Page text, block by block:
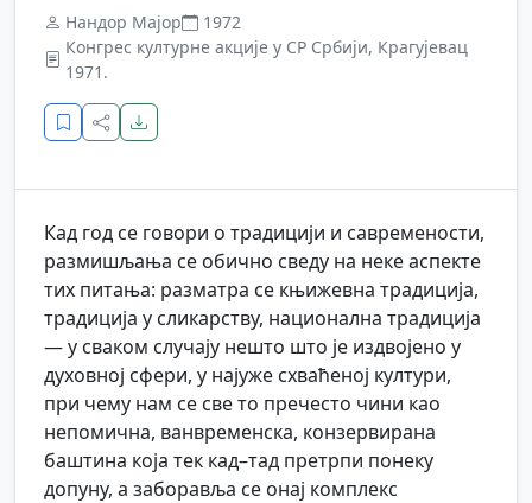
Нандор Мајор
1972
Конгрес културне акције у СР Србији, Крагујевац
1971.
Кад год се говори о традицији и савремености,
размишљања се обично сведу на неке аспекте
тих питања: разматра се књижевна традиција,
традиција у сликарству, национална традиција
— у сваком случају нешто што је издвојено у
духовној сфери, у најуже схваћеној култури,
при чему нам се све то пречесто чини као
непомична, ванвременска, конзервирана
баштина која тек кад–тад претрпи понеку
допуну, а заборавља се онај комплекс